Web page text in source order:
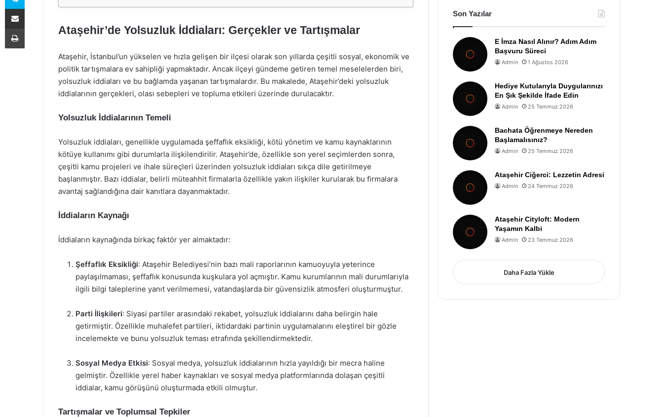
Ataşehir’de Yolsuzluk İddiaları: Gerçekler ve Tartışmalar
Ataşehir, İstanbul’un yükselen ve hızla gelişen bir ilçesi olarak son yıllarda çeşitli sosyal, ekonomik ve
politik tartışmalara ev sahipliği yapmaktadır. Ancak ilçeyi gündeme getiren temel meselelerden biri,
yolsuzluk iddiaları ve bu bağlamda yaşanan tartışmalardır. Bu makalede, Ataşehir’deki yolsuzluk
iddialarının gerçekleri, olası sebepleri ve topluma etkileri üzerinde durulacaktır.
Yolsuzluk İddialarının Temeli
Yolsuzluk iddiaları, genellikle uygulamada şeffaflık eksikliği, kötü yönetim ve kamu kaynaklarının
kötüye kullanımı gibi durumlarla ilişkilendirilir. Ataşehir’de, özellikle son yerel seçimlerden sonra,
çeşitli kamu projeleri ve ihale süreçleri üzerinden yolsuzluk iddiaları sıkça dile getirilmeye
başlanmıştır. Bazı iddialar, belirli müteahhit firmalarla özellikle yakın ilişkiler kurularak bu firmalara
avantaj sağlandığına dair kanıtlara dayanmaktadır.
İddiaların Kaynağı
İddiaların kaynağında birkaç faktör yer almaktadır:
Şeffaflık Eksikliği: Ataşehir Belediyesi’nin bazı mali raporlarının kamuoyuyla yeterince
paylaşılmaması, şeffaflık konusunda kuşkulara yol açmıştır. Kamu kurumlarının mali durumlarıyla
ilgili bilgi taleplerine yanıt verilmemesi, vatandaşlarda bir güvensizlik atmosferi oluşturmuştur.
Parti İlişkileri: Siyasi partiler arasındaki rekabet, yolsuzluk iddialarını daha belirgin hale
getirmiştir. Özellikle muhalefet partileri, iktidardaki partinin uygulamalarını eleştirel bir gözle
incelemekte ve bunu yolsuzluk teması etrafında şekillendirmektedir.
Sosyal Medya Etkisi: Sosyal medya, yolsuzluk iddialarının hızla yayıldığı bir mecra haline
gelmiştir. Özellikle yerel haber kaynakları ve sosyal medya platformlarında dolaşan çeşitli
iddialar, kamu görüşünü oluşturmada etkili olmuştur.
Tartışmalar ve Toplumsal Tepkiler
Son Yazılar
E İmza Nasıl Alınır? Adım Adım
Başvuru Süreci
Admin 1 Ağustos 2026
Hediye Kutularıyla Duygularınızı
En Şık Şekilde İfade Edin
Admin 25 Temmuz 2026
Bachata Öğrenmeye Nereden
Başlamalısınız?
Admin 25 Temmuz 2026
Ataşehir Ciğerci: Lezzetin Adresi
Admin 24 Temmuz 2026
Ataşehir Cityloft: Modern
Yaşamın Kalbi
Admin 23 Temmuz 2026
Daha Fazla Yükle
E-Posta ile paylaş